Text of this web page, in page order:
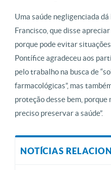
Uma saúde negligenciada
Francisco, que disse
porque pode evitar
Pontífice agradeceu aos
pelo trabalho na busca de
farmacológicas”, mas
proteção desse bem, porque
preciso preservar a saúde”.
NOTÍCIAS